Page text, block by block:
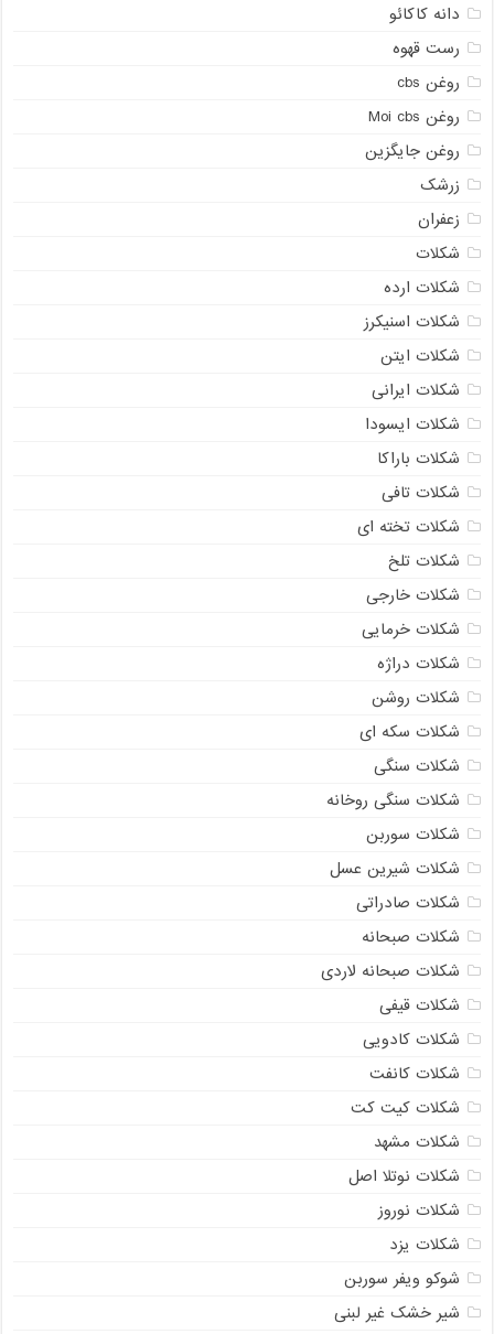
دانه کاکائو
رست قهوه
روغن cbs
روغن Moi cbs
روغن جایگزین
زرشک
زعفران
شکلات
شکلات ارده
شکلات اسنیکرز
شکلات ایتن
شکلات ایرانی
شکلات ایسودا
شکلات باراکا
شکلات تافی
شکلات تخته ای
شکلات تلخ
شکلات خارجی
شکلات خرمایی
شکلات دراژه
شکلات روشن
شکلات سکه ای
شکلات سنگی
شکلات سنگی روخانه
شکلات سوربن
شکلات شیرین عسل
شکلات صادراتی
شکلات صبحانه
شکلات صبحانه لاردی
شکلات قیفی
شکلات کادویی
شکلات کانفت
شکلات کیت کت
شکلات مشهد
شکلات نوتلا اصل
شکلات نوروز
شکلات یزد
شوکو ویفر سوربن
شیر خشک غیر لبنی